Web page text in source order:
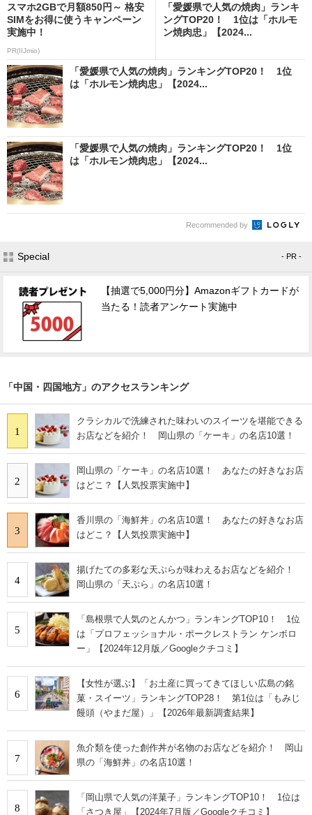
スマホ2GBで月額850円～ 格安
SIMをお得に使うキャンペーン
実施中！
PR(IIJmio)
「愛媛県で人気の焼肉」ランキ
ングTOP20！ 1位は「ホルモ
ン焼肉忠」【2024...
「愛媛県で人気の焼肉」ランキングTOP20！ 1位
は「ホルモン焼肉忠」【2024...
「愛媛県で人気の焼肉」ランキングTOP20！ 1位
は「ホルモン焼肉忠」【2024...
Recommended by
Special - PR -
【抽選で5,000円分】Amazonギフトカードが
当たる！読者アンケート実施中
「中国・四国地方」のアクセスランキング
1
クラシカルで洗練された味わいのスイーツを堪能できる
お店などを紹介！ 岡山県の「ケーキ」の名店10選！
2
岡山県の「ケーキ」の名店10選！ あなたの好きなお店
はどこ？【人気投票実施中】
3
香川県の「海鮮丼」の名店10選！ あなたの好きなお店
はどこ？【人気投票実施中】
4
揚げたての多彩な天ぷらが味わえるお店などを紹介！
岡山県の「天ぷら」の名店10選！
5
「島根県で人気のとんかつ」ランキングTOP10！ 1位
は「プロフェッショナル・ポークレストラン ケンボロ
ー」【2024年12月版／Googleクチコミ】
6
【女性が選ぶ】「お土産に買ってきてほしい広島の銘
菓・スイーツ」ランキングTOP28！ 第1位は「もみじ
饅頭（やまだ屋）」【2026年最新調査結果】
7
魚介類を使った創作丼が名物のお店などを紹介！ 岡山
県の「海鮮丼」の名店10選！
8
「岡山県で人気の洋菓子」ランキングTOP10！ 1位は
「さつき屋」【2024年7月版／Googleクチコミ】